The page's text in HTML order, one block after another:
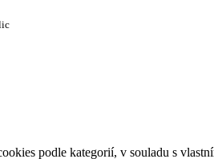
podle kategorií, v souladu s